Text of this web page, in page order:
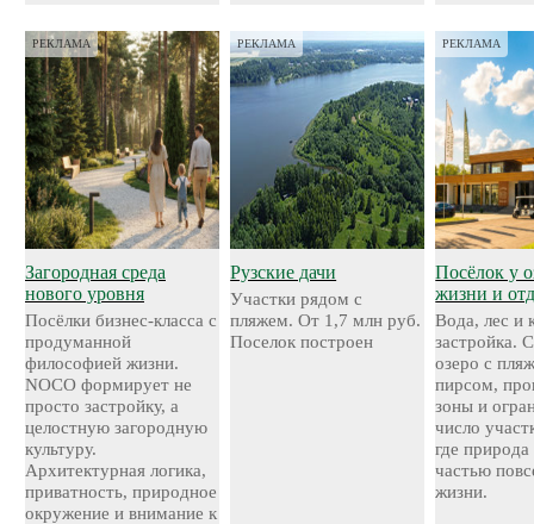
РЕКЛАМА
Загородная среда
нового уровня
Посёлки бизнес-класса с
продуманной
философией жизни.
NOCO формирует не
просто застройку, а
целостную загородную
культуру.
Архитектурная логика,
приватность, природное
окружение и внимание к
РЕКЛАМА
Рузские дачи
Участки рядом с
пляжем. От 1,7 млн руб.
Поселок построен
РЕКЛАМА
Посёлок у
жизни и
Вода, лес и
застройка.
озеро с
пирсом,
зоны и
число
где природа
частью
жизни.